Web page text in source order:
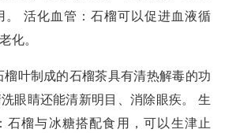
。 活化血管：石榴可以促进血液循
化。
叶制成的石榴茶具有清热解毒的功
眼睛还能清新明目、消除眼疾。 生
石榴与冰糖搭配食用，可以生津止